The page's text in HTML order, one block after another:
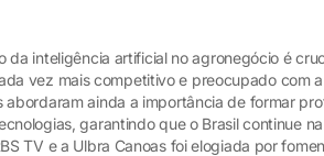
da inteligência artificial no agronegócio é
vez mais competitivo e preocupado com a
ainda a importância de formar
garantindo que o Brasil continue
TV e a Ulbra Canoas foi elogiada por